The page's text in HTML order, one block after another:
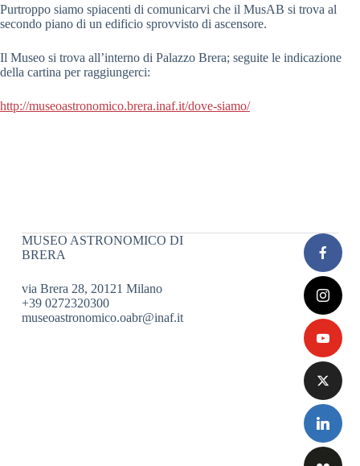
Purtroppo siamo spiacenti di comunicarvi che il MusAB si trova al
secondo piano di un edificio sprovvisto di ascensore.
Il Museo si trova all’interno di Palazzo Brera; seguite le indicazione
della cartina per raggiungerci:
http://museoastronomico.brera.inaf.it/dove-siamo/
MUSEO ASTRONOMICO DI
BRERA
via Brera 28, 20121 Milano
+39 0272320300
museoastronomico.oabr@inaf.it